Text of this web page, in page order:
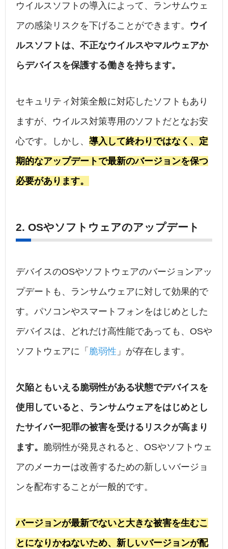
ウイルスソフトの導入によって、ランサムウェ
アの感染リスクを下げることができます。 ウイ
ルスソフトは、不正なウイルスやマルウェアか
らデバイスを保護する働きを持ちます。
セキュリティ対策全般に対応したソフトもあり
ますが、ウイルス対策専用のソフトだとなお安
心です。しかし、 導入して終わりではなく、定
期的なアップデートで最新のバージョンを保つ
必要があります。
2. OSやソフトウェアのアップデート
デバイスのOSやソフトウェアのバージョンアッ
プデートも、ランサムウェアに対して効果的で
す。パソコンやスマートフォンをはじめとした
デバイスは、どれだけ高性能であっても、OSや
ソフトウェアに「 脆弱性 」が存在します。
欠陥ともいえる脆弱性がある状態でデバイスを
使用していると、ランサムウェアをはじめとし
たサイバー犯罪の被害を受けるリスクが高まり
ます。 脆弱性が発見されると、OSやソフトウェ
アのメーカーは改善するための新しいバージョ
ンを配布することが一般的です。
バージョンが最新でないと大きな被害を生むこ
とになりかねないため、新しいバージョンが配